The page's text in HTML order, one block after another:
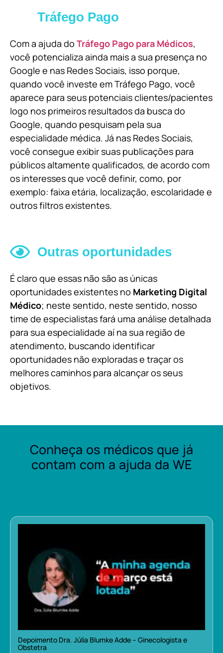
Tráfego Pago
Com a ajuda do Tráfego Pago para Médicos,
você potencializa ainda mais a sua presença no
Google e nas Redes Sociais, isso porque,
quando você investe em Tráfego Pago, você
aparece para seus potenciais clientes/pacientes
logo nos primeiros resultados da busca do
Google, quando pesquisam pela sua
especialidade médica. Já nas Redes Sociais,
você consegue exibir suas publicações para
públicos altamente qualificados, de acordo com
os interesses que você definir, como, por
exemplo: faixa etária, localização, escolaridade e
outros filtros existentes.
Outras oportunidades
É claro que essas não são as únicas
oportunidades existentes no Marketing Digital
Médico; neste sentido, neste sentido, nosso
time de especialistas fará uma análise detalhada
para sua especialidade aí na sua região de
atendimento, buscando identificar
oportunidades não exploradas e traçar os
melhores caminhos para alcançar os seus
objetivos.
Conheça os médicos que já
contam com a ajuda da WE
Depoimento Dra. Júlia Blumke Adde – Ginecologista e
Obstetra